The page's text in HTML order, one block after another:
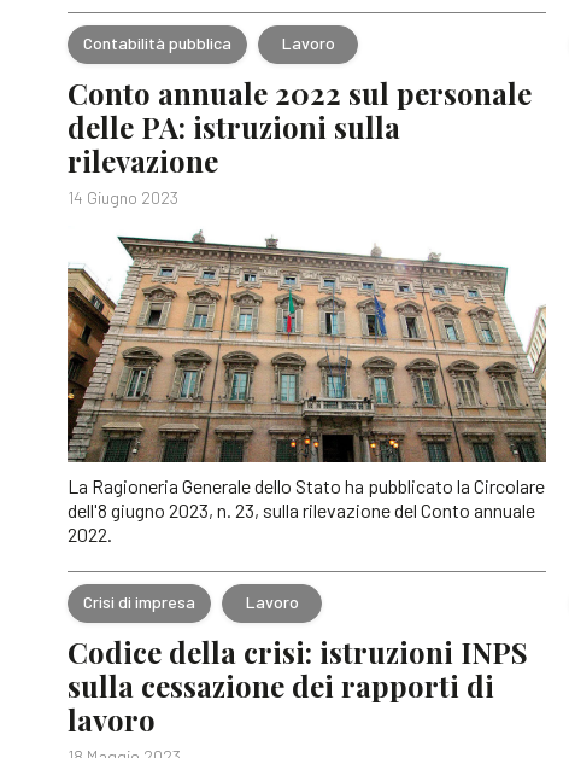
Contabilità pubblica Lavoro
Conto annuale 2022 sul personale
delle PA: istruzioni sulla
rilevazione
14 Giugno 2023
La Ragioneria Generale dello Stato ha pubblicato la Circolare
dell'8 giugno 2023, n. 23, sulla rilevazione del Conto annuale
2022.
Crisi di impresa Lavoro
Codice della crisi: istruzioni INPS
sulla cessazione dei rapporti di
lavoro